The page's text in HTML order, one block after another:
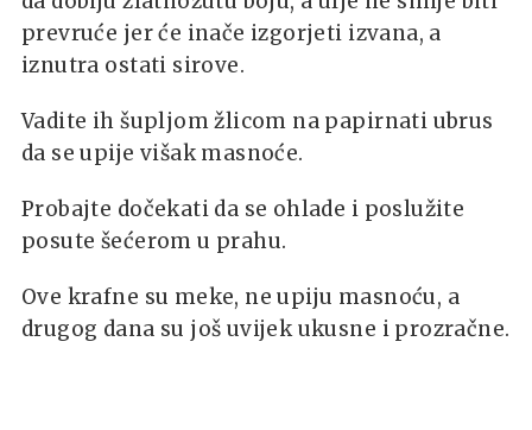
prevruće jer će inače izgorjeti izvana, a
iznutra ostati sirove.
Vadite ih šupljom žlicom na papirnati ubrus
da se upije višak masnoće.
Probajte dočekati da se ohlade i poslužite
posute šećerom u prahu.
Ove krafne su meke, ne upiju masnoću, a
drugog dana su još uvijek ukusne i prozračne.